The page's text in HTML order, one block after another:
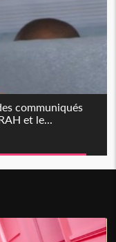
communiqués
et le...